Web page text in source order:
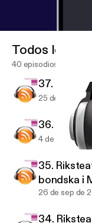
Todos los
40 episodios
37.
25 de sep de
36.
4 de sep de
35.
bondska i
26 de sep de
34.